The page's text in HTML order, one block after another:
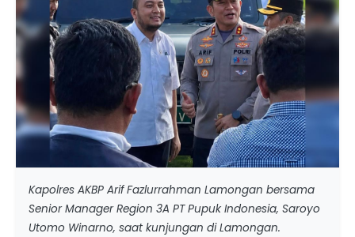
Kapolres AKBP Arif Fazlurrahman Lamongan bersama
Senior Manager Region 3A PT Pupuk Indonesia, Saroyo
Utomo Winarno, saat kunjungan di Lamongan.